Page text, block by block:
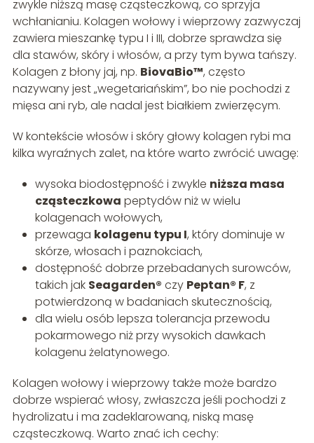
zwykle niższą masę cząsteczkową, co sprzyja
wchłanianiu. Kolagen wołowy i wieprzowy zazwyczaj
zawiera mieszankę typu I i III, dobrze sprawdza się
dla stawów, skóry i włosów, a przy tym bywa tańszy.
Kolagen z błony jaj, np. BiovaBio™, często
nazywany jest „wegetariańskim”, bo nie pochodzi z
mięsa ani ryb, ale nadal jest białkiem zwierzęcym.
W kontekście włosów i skóry głowy kolagen rybi ma
kilka wyraźnych zalet, na które warto zwrócić uwagę:
wysoka biodostępność i zwykle niższa masa
cząsteczkowa peptydów niż w wielu
kolagenach wołowych,
przewaga kolagenu typu I, który dominuje w
skórze, włosach i paznokciach,
dostępność dobrze przebadanych surowców,
takich jak Seagarden® czy Peptan® F, z
potwierdzoną w badaniach skutecznością,
dla wielu osób lepsza tolerancja przewodu
pokarmowego niż przy wysokich dawkach
kolagenu żelatynowego.
Kolagen wołowy i wieprzowy także może bardzo
dobrze wspierać włosy, zwłaszcza jeśli pochodzi z
hydrolizatu i ma zadeklarowaną, niską masę
cząsteczkową. Warto znać ich cechy: